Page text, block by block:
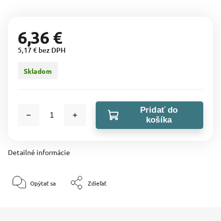
6,36 €
5,17 € bez DPH
Skladom
Pridať do
košíka
Detailné informácie
Opýtať sa Zdieľať